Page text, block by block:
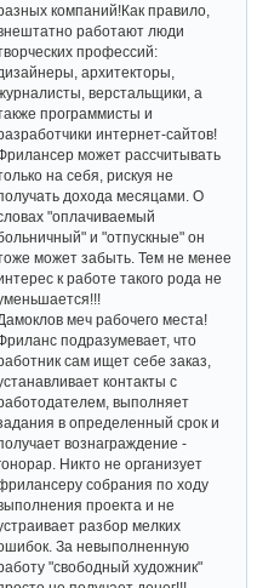
компаний!Как правило,
работают люди
профессий:
архитекторы,
верстальщики, а
программисты и
интернет-сайтов!
может рассчитывать
на себя, рискуя не
дохода месяцами. О
"оплачиваемый
и "отпускные" он
может забыть. Тем не менее
к работе такого рода не
меч рабочего места!
подразумевает, что
сам ищет себе заказ,
контакты с
выполняет
в определенный срок и
вознаграждение -
Никто не организует
собрания по ходу
проекта и не
разбор мелких
За невыполненную
"свободный художник"